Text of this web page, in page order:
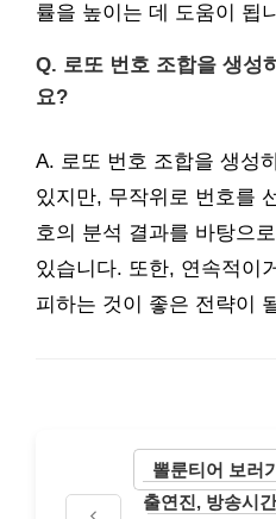
률을 높이는 데 도움이 됩
Q. 로또 번호 조합을 생성
요?
A. 로또 번호 조합을 생성
있지만, 무작위로 번호를
호의 분석 결과를 바탕으
있습니다. 또한, 연속적이
피하는 것이 좋은 전략이
뽈룬티어 보러
출연진, 방송시